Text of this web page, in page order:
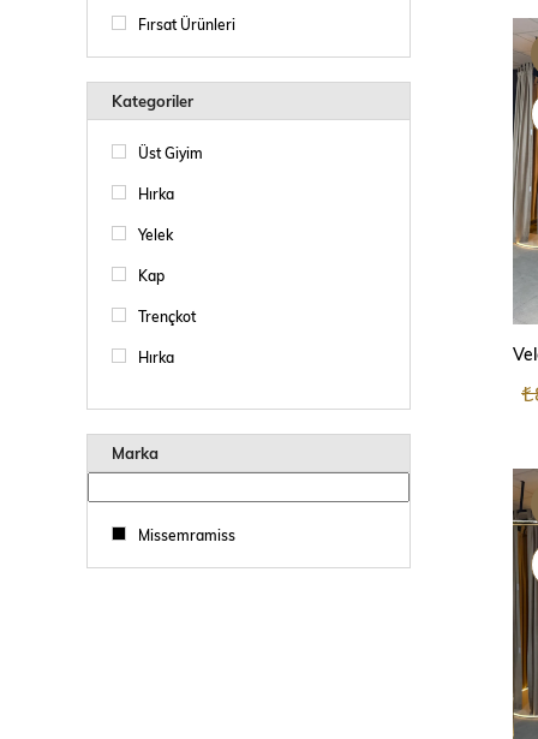
Fırsat Ürünleri
Kategoriler
Üst Giyim
Hırka
Yelek
Kap
Trençkot
Hırka
Ceket
Etek
Marka
Missemramiss